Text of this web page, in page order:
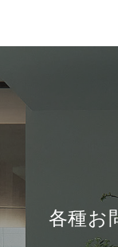
各種お